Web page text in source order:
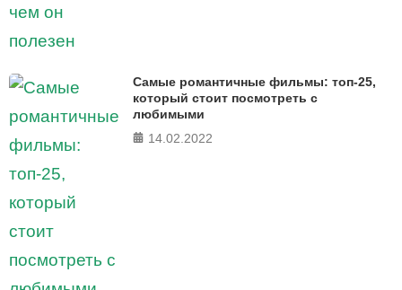
Самые романтичные фильмы: топ-25,
который стоит посмотреть с
любимыми
14.02.2022